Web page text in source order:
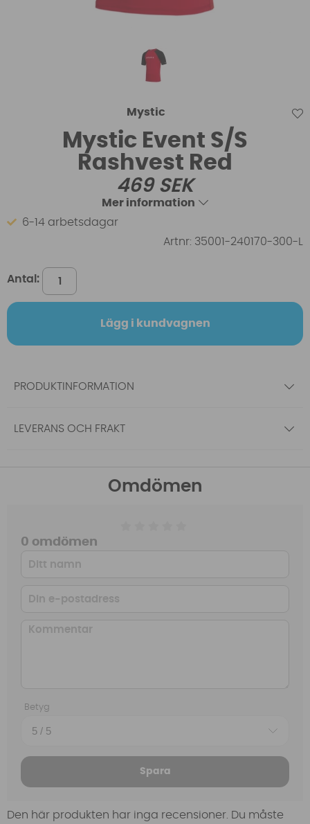
Mystic
Mystic Event S/S
Rashvest Red
469SEK
Mer information
6-14 arbetsdagar
Artnr: 35001-240170-300-L
Antal:
Lägg i kundvagnen
PRODUKTINFORMATION
LEVERANS OCH FRAKT
Omdömen
0 omdömen
Betyg
Spara
Den här produkten har inga recensioner. Du måste